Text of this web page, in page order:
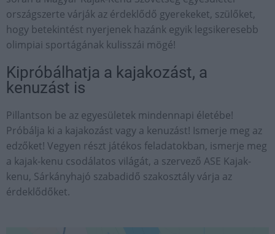
országszerte várják az érdeklődő gyerekeket, szülőket,
hogy betekintést nyerjenek hazánk egyik legsikeresebb
olimpiai sportágának kulisszái mögé!
Kipróbálhatja a kajakozást, a
kenuzást is
Pillantson be az egyesületek mindennapi életébe!
Próbálja ki a kajakozást vagy a kenuzást! Ismerje meg az
edzőket! Vegyen részt játékos feladatokban, ismerje meg
a kajak-kenu csodálatos világát, a szervező ASE Kajak-
kenu, Sárkányhajó szabadidő szakosztály várja az
érdeklődőket.